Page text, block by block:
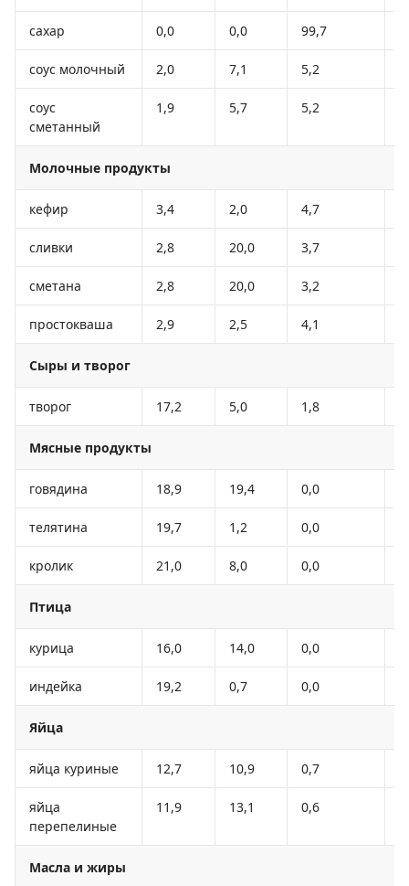
сахар 0,0 0,0 99,7
соус молочный 2,0 7,1 5,2
соус
сметанный
1,9 5,7 5,2
Молочные продукты
кефир 3,4 2,0 4,7
сливки 2,8 20,0 3,7
сметана 2,8 20,0 3,2
простокваша 2,9 2,5 4,1
Сыры и творог
творог 17,2 5,0 1,8
Мясные продукты
говядина 18,9 19,4 0,0
телятина 19,7 1,2 0,0
кролик 21,0 8,0 0,0
Птица
курица 16,0 14,0 0,0
индейка 19,2 0,7 0,0
Яйца
яйца куриные 12,7 10,9 0,7
яйца
перепелиные
11,9 13,1 0,6
Масла и жиры